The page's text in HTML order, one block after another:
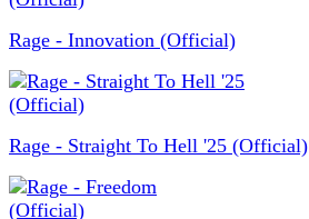
Rage - Innovation (Official)
Rage - Straight To Hell '25 (Official)